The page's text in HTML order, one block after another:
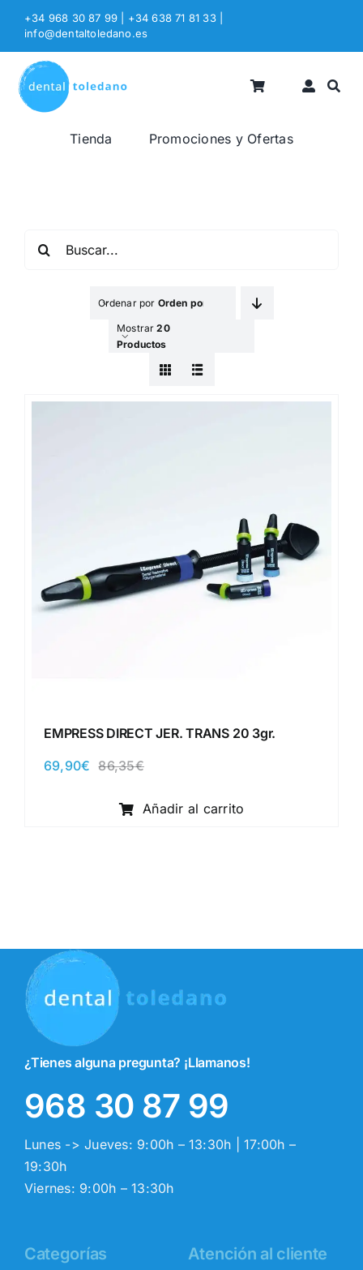
Saltar
contenido
+34 968 30 87 99 | +34 638 71 81 33
info@dentaltoledano.es
Tienda Promociones y Ofertas
Ordenar por Orden por Defecto
Mostrar20
Productos
EMPRESS DIRECT JER. TRANS 20 3gr.
86,35€El
original
era:
69,90€
El
actual
es:
Añadir al carrito
¿Tienes alguna pregunta? ¡Llamanos!
968 30 87 99
Lunes -> Jueves: 9:00h – 13:30h | 17:00h –
19:30h
Viernes: 9:00h – 13:30h
Categorías Atención al cliente